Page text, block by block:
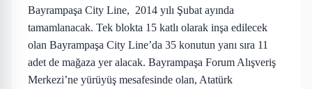
Bayrampaşa City Line, 2014 yılı Şubat ayında
tamamlanacak. Tek blokta 15 katlı olarak inşa edilecek
olan Bayrampaşa City Line’da 35 konutun yanı sıra 11
adet de mağaza yer alacak. Bayrampaşa Forum Alışveriş
Merkezi’ne yürüyüş mesafesinde olan, Atatürk